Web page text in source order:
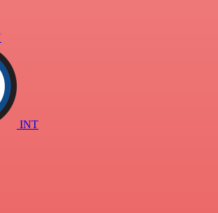
INT